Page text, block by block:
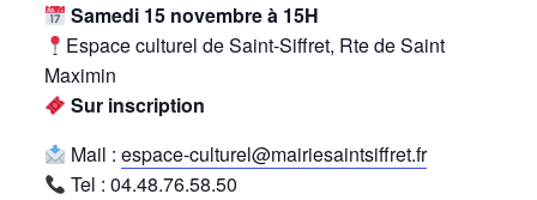
Samedi 15 novembre à 15H
Espace culturel de Saint-Siffret, Rte de Saint
Maximin
Sur inscription
Mail :espace-culturel@mairiesaintsiffret.fr
Tel : 04.48.76.58.50